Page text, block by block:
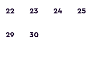
22 23 24 25
29 30